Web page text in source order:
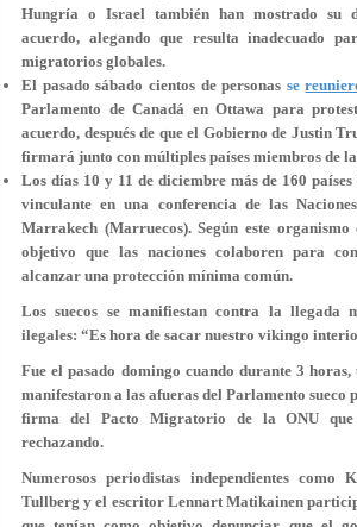
Hungría o Israel también han mostrado su
acuerdo, alegando que resulta inadecuado
migratorios globales.
El pasado sábado cientos de personas se
Parlamento de Canadá en Ottawa para
acuerdo, después de que el Gobierno de Justin
firmará junto con múltiples países miembros de
Los días 10 y 11 de diciembre más de 160
vinculante en una conferencia de las
Marrakech (Marruecos). Según este
objetivo que las naciones colaboren para
alcanzar una protección mínima común.
Los suecos se manifiestan contra la llegada
ilegales: “Es hora de sacar nuestro vikingo
Fue el pasado domingo cuando durante 3 horas,
manifestaron a las afueras del Parlamento sueco
firma del Pacto Migratorio de la ONU que
rechazando.
Numerosos periodistas independientes como
Tullberg y el escritor Lennart Matikainen